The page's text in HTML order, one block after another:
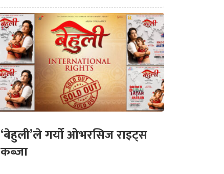
‘बेहुली’ले गर्यो ओभरसिज राइट्स
कब्जा